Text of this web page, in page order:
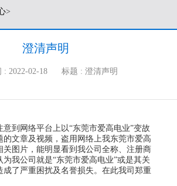
>
澄清声明
: 2022-02-18 标题 : 澄清声明
意到网络平台上以“东莞市爱高电业”变故
的文章及视频，盗用网络上我东莞市爱高
关图片，能明显看到我公司全称、注册商
为我公司就是“东莞市爱高电业”或是其关
成了严重困扰及名誉损失。在此我司郑重